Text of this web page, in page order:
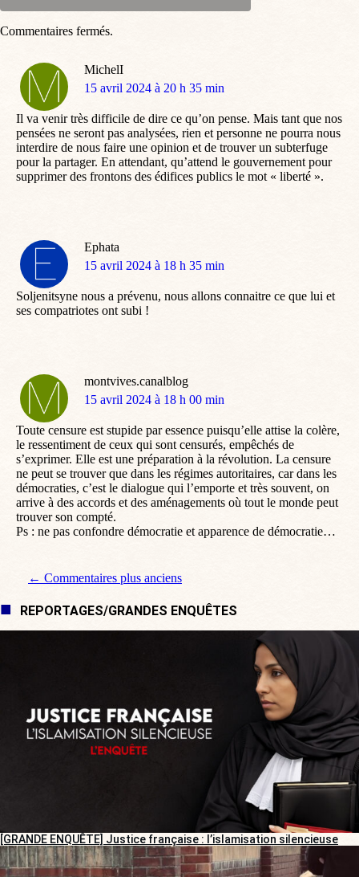
MichelI
dit
15 avril 2024 à 20 h 35 min
Il va venir très difficile de dire ce qu’on pense. Mais tant que nos
pensées ne seront pas analysées, rien et personne ne pourra nous
interdire de nous faire une opinion et de trouver un subterfuge
pour la partager. En attendant, qu’attend le gouvernement pour
supprimer des frontons des édifices publics le mot « liberté ».
Ephata
dit
15 avril 2024 à 18 h 35 min
Soljenitsyne nous a prévenu, nous allons connaitre ce que lui et
ses compatriotes ont subi !
montvives.canalblog
dit
15 avril 2024 à 18 h 00 min
Toute censure est stupide par essence puisqu’elle attise la colère,
le ressentiment de ceux qui sont censurés, empêchés de
s’exprimer. Elle est une préparation à la révolution. La censure
ne peut se trouver que dans les régimes autoritaires, car dans les
démocraties, c’est le dialogue qui l’emporte et très souvent, on
arrive à des accords et des aménagements où tout le monde peut
trouver son compté.
Ps : ne pas confondre démocratie et apparence de démocratie…
Navigation de commentaire
← Commentaires plus anciens
Commentaires fermés.
REPORTAGES/GRANDES ENQUÊTES
[GRANDE ENQUÊTE] Justice française : l’islamisation silencieuse